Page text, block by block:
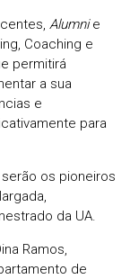
Alumnie
Coaching e
permitirá
a sua
e
para
os pioneiros
da UA.
Ramos,
de